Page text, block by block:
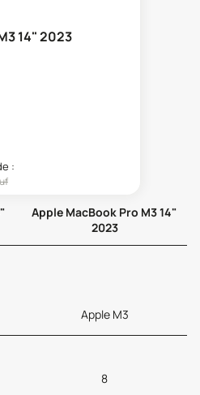
14" 2023
:
Apple MacBook Pro M3 14"
2023
Apple M3
8